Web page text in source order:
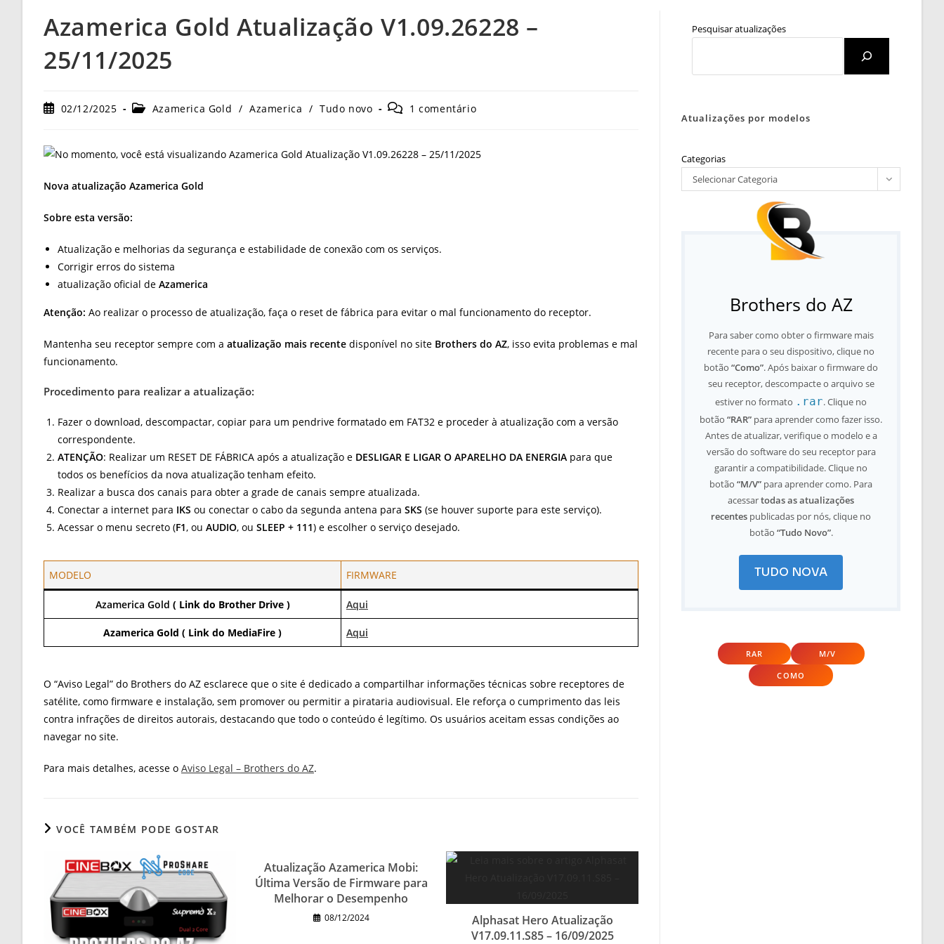
Azamerica Gold Atualização V1.09.26228 –
25/11/2025
Post02/12/2025
Categoria
Azamerica Gold / Azamerica / Tudo novo
Comentários
1 comentário
Nova atualização Azamerica Gold
Sobre esta versão:
Atualização e melhorias da segurança e estabilidade de conexão com os serviços.
Corrigir erros do sistema
atualização oficial de Azamerica
Atenção: Ao realizar o processo de atualização, faça o reset de fábrica para evitar o mal funcionamento do receptor.
Mantenha seu receptor sempre com a atualização mais recente disponível no site Brothers do AZ, isso evita problemas e mal
funcionamento.
Procedimento para realizar a atualização:
Fazer o download, descompactar, copiar para um pendrive formatado em FAT32 e proceder à atualização com a versão
correspondente.
ATENÇÃO: Realizar um RESET DE FÁBRICA após a atualização e DESLIGAR E LIGAR O APARELHO DA ENERGIA para que
todos os benefícios da nova atualização tenham efeito.
Realizar a busca dos canais para obter a grade de canais sempre atualizada.
Conectar a internet para IKS ou conectar o cabo da segunda antena para SKS (se houver suporte para este serviço).
Acessar o menu secreto (F1, ou AUDIO, ou SLEEP + 111) e escolher o serviço desejado.
MODELO FIRMWARE
Azamerica Gold ( Link do Brother Drive ) Aqui
Azamerica Gold ( Link do MediaFire ) Aqui
O “Aviso Legal” do Brothers do AZ esclarece que o site é dedicado a compartilhar informações técnicas sobre receptores de
satélite, como firmware e instalação, sem promover ou permitir a pirataria audiovisual. Ele reforça o cumprimento das leis
contra infrações de direitos autorais, destacando que todo o conteúdo é legítimo. Os usuários aceitam essas condições ao
navegar no site.
Para mais detalhes, acesse o Aviso Legal – Brothers do AZ.
VOCÊ TAMBÉM PODE GOSTAR
Atualização Azamerica Mobi:
Última Versão de Firmware para
Melhorar o Desempenho
08/12/2024
Alphasat Hero Atualização
V17.09.11.S85 – 16/09/2025
Pesquisar atualizações
Atualizações por modelos
Categorias
Selecionar Categoria
Brothers do AZ
Para saber como obter o firmware mais
recente para o seu dispositivo, clique no
botão“Como”. Após baixar o firmware do
seu receptor, descompacte o arquivo se
estiver no formato .rar. Clique no
botão“RAR” para aprender como fazer isso.
Antes de atualizar, verifique o modelo e a
versão do software do seu receptor para
garantir a compatibilidade. Clique no
botão“M/V” para aprender como. Para
acessartodas as atualizações
recentes publicadas por nós, clique no
botão “Tudo Novo”.
TUDO NOVA
RAR M/V
COMO